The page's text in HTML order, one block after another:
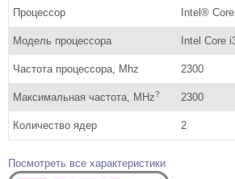
Процессор Intel®
Модель процессора Intel Core
Частота процессора, Mhz 2300
Максимальная частота, MHz? 2300
Количество ядер 2
Посмотреть все характеристики